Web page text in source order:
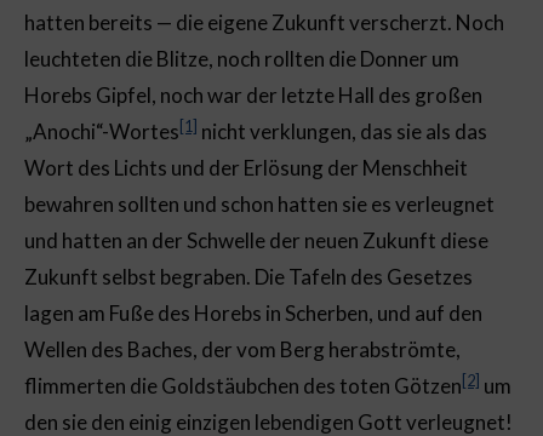
hatten bereits — die eigene Zukunft verscherzt. Noch
leuchteten die Blitze, noch rollten die Donner um
Horebs Gipfel, noch war der letzte Hall des großen
„Anochi“-Wortes[1] nicht verklungen, das sie als das
Wort des Lichts und der Erlösung der Menschheit
bewahren sollten und schon hatten sie es verleugnet
und hatten an der Schwelle der neuen Zukunft diese
Zukunft selbst begraben. Die Tafeln des Gesetzes
lagen am Fuße des Horebs in Scherben, und auf den
Wellen des Baches, der vom Berg herabströmte,
flimmerten die Goldstäubchen des toten Götzen[2] um
den sie den einig einzigen lebendigen Gott verleugnet!